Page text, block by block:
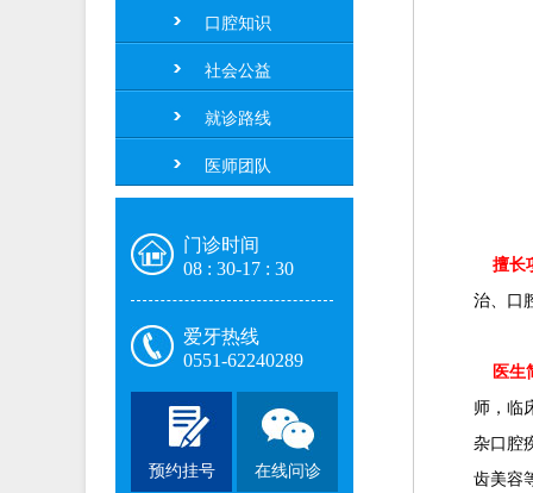
口腔知识
社会公益
就诊路线
医师团队
门诊时间
08 : 30-17 : 30
爱牙热线
0551-62240289
预约挂号 在线问诊
擅长
治、口
医生
师，临
杂口腔
齿美容